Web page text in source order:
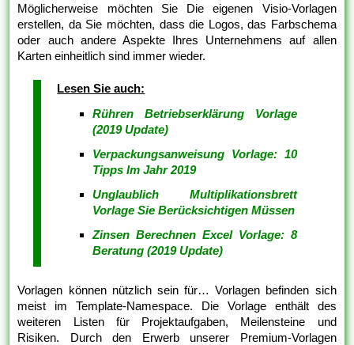
Möglicherweise möchten Sie Die eigenen Visio-Vorlagen
erstellen, da Sie möchten, dass die Logos, das Farbschema
oder auch andere Aspekte Ihres Unternehmens auf allen
Karten einheitlich sind immer wieder.
Lesen Sie auch:
Rühren Betriebserklärung Vorlage
(2019 Update)
Verpackungsanweisung Vorlage: 10
Tipps Im Jahr 2019
Unglaublich Multiplikationsbrett
Vorlage Sie Berücksichtigen Müssen
Zinsen Berechnen Excel Vorlage: 8
Beratung (2019 Update)
Vorlagen können nützlich sein für… Vorlagen befinden sich
meist im Template-Namespace. Die Vorlage enthält des
weiteren Listen für Projektaufgaben, Meilensteine und
Risiken. Durch den Erwerb unserer Premium-Vorlagen